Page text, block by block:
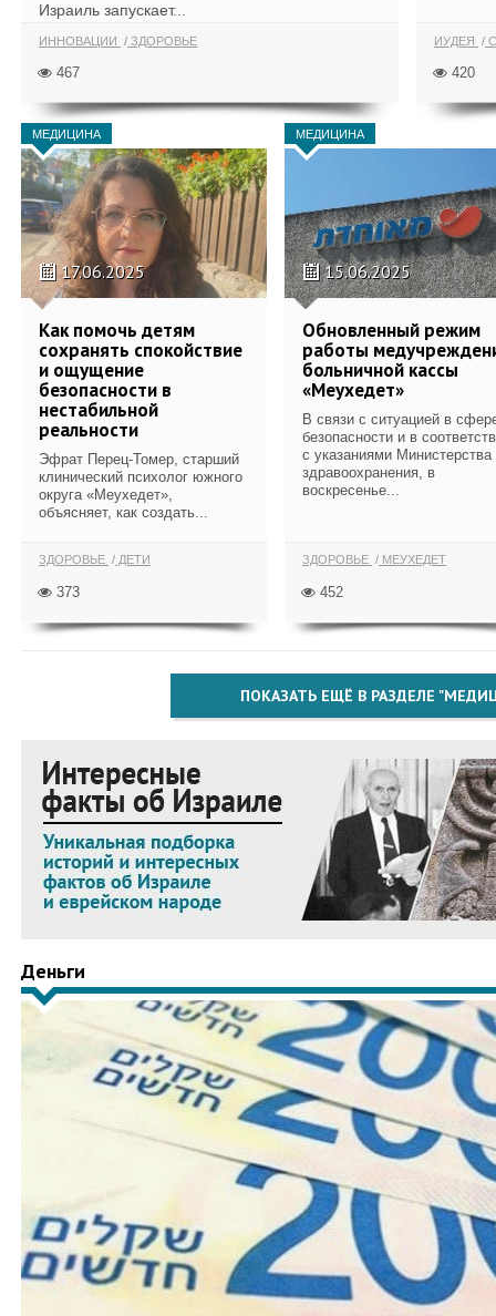
Израиль запускает...
ИННОВАЦИИ ЗДОРОВЬЕ
467
ИУДЕЯ
420
МЕДИЦИНА
17.06.2025
Как помочь детям
сохранять спокойствие
и ощущение
безопасности в
нестабильной
реальности
Эфрат Перец-Томер, старший
клинический психолог южного
округа «Меухедет»,
объясняет, как создать...
ЗДОРОВЬЕ ДЕТИ
373
МЕДИЦИНА
15.06.2025
Обновленный режим
работы
больничной кассы
«Меухедет»
В связи с ситуацией в
безопасности и в
с указаниями Министерства
здравоохранения, в
воскресенье...
ЗДОРОВЬЕ МЕУХЕДЕТ
452
ПОКАЗАТЬ ЕЩЁ В РАЗДЕЛЕ
Деньги